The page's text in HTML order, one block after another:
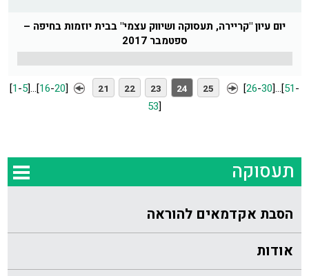
יום עיון "קריירה, תעסוקה ושיווק עצמי" בבית יוזמות בחיפה –
ספטמבר 2017
[1-5]...[16-20] 21 22 23 24 25 [26-30]...[51-
53]
תעסוקה
הסבת אקדמאים להוראה
אודות